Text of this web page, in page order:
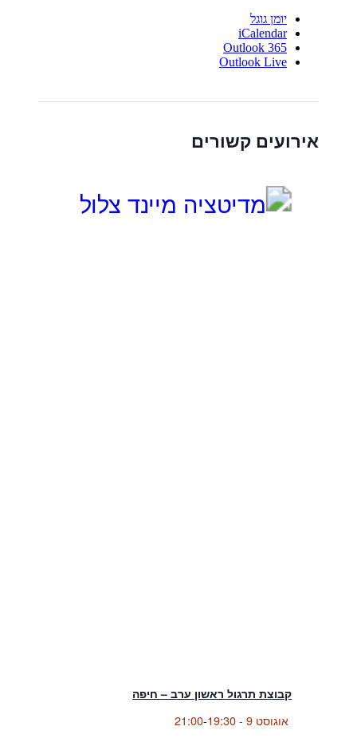
יומן גוגל
iCalendar
Outlook 365
Outlook Live
אירועים קשורים
קבוצת תרגול ראשון ערב – חיפה
אוגוסט 9 - 19:30 -
21:00